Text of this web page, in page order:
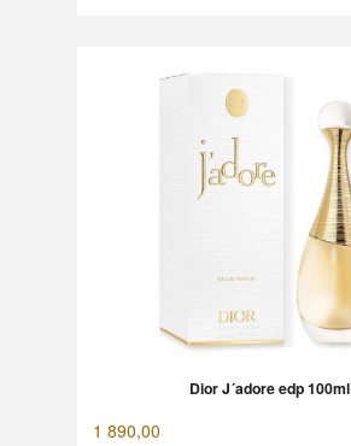
Dior J´adore edp 100ml
1 890,00